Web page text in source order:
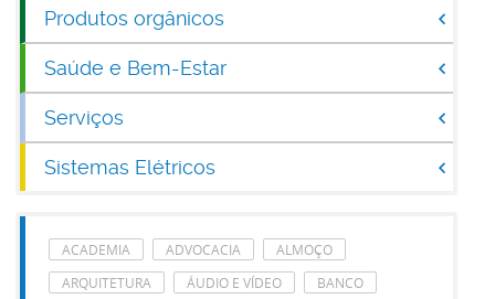
Produtos orgânicos
Saúde e Bem-Estar
Serviços
Sistemas Elétricos
ACADEMIA ADVOCACIA
ALMOÇO
ARQUITETURA
ÁUDIO E VÍDEO
BANCO